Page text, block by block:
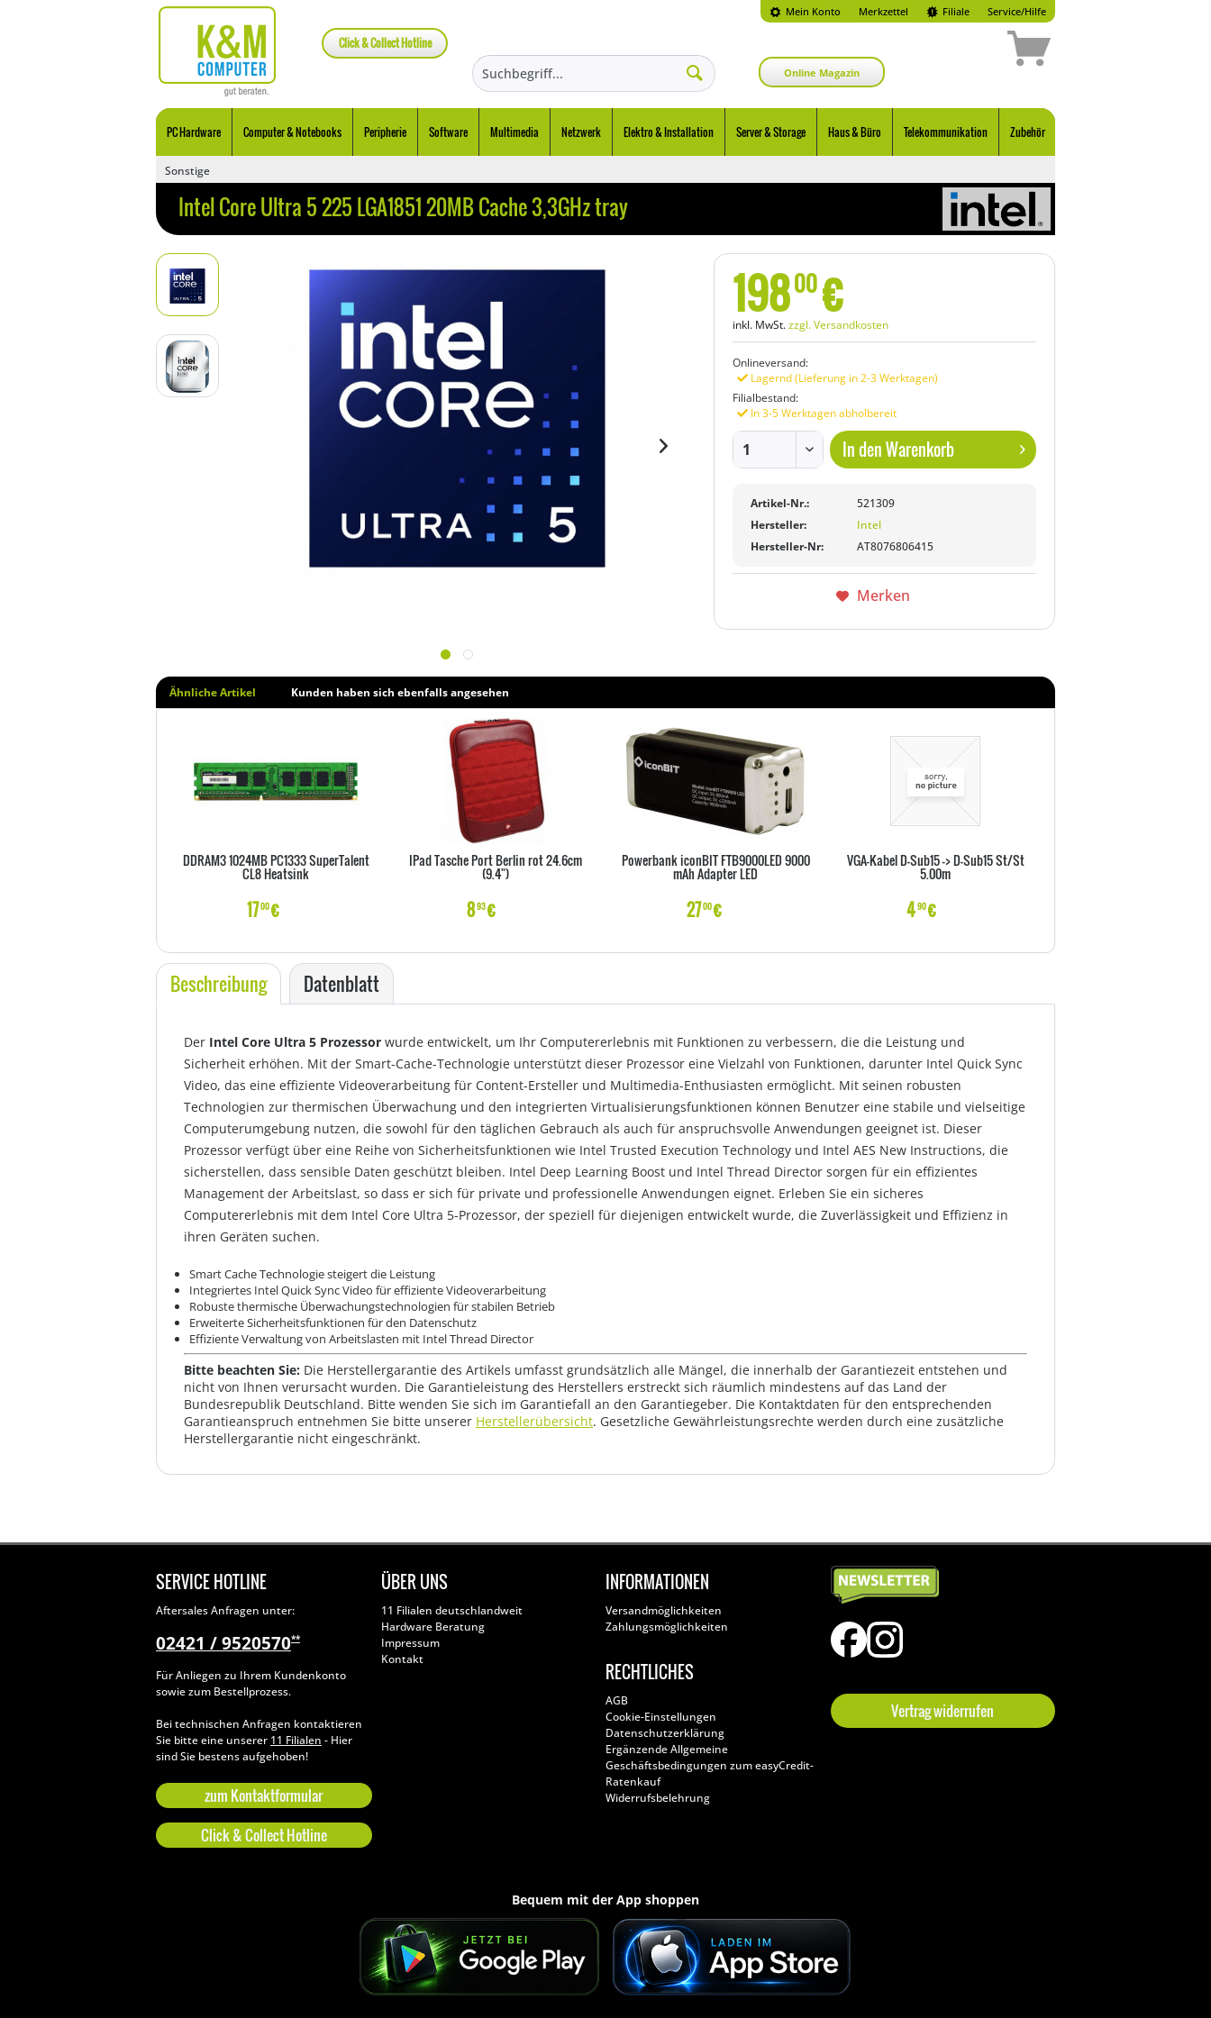
Mein Konto Merkzettel
Click & Collect Hotline
Filiale Service/Hilfe
Online Magazin
PC Hardware Computer & Notebooks Peripherie Software Multimedia Netzwerk Elektro & Installation Server & Storage Haus & Büro Telekommunikation Zubehör
Sonstige
Intel Core Ultra 5 225 LGA1851 20MB Cache 3,3GHz tray
19800€
inkl. MwSt.zzgl. Versandkosten
Onlineversand:
Lagernd (Lieferung in 2-3 Werktagen)
Filialbestand:
In 3-5 Werktagen abholbereit
In denWarenkorb
Artikel-Nr.:
521309
Hersteller:
Intel
Hersteller-Nr:
AT8076806415
Merken
Ähnliche Artikel Kunden haben sich ebenfalls angesehen
DDRAM3 1024MB PC1333 SuperTalent
CL8 Heatsink
1700€
IPad Tasche Port Berlin rot 24.6cm
(9.4")
893€
Powerbank iconBIT FTB9000LED 9000
mAh Adapter LED
2700€
VGA-Kabel D-Sub15 -> D-Sub15 St/St
5.00m
490€
Beschreibung Datenblatt
Der Intel Core Ultra 5 Prozessor wurde entwickelt, um Ihr Computererlebnis mit Funktionen zu verbessern, die die Leistung und
Sicherheit erhöhen. Mit der Smart-Cache-Technologie unterstützt dieser Prozessor eine Vielzahl von Funktionen, darunter Intel Quick Sync
Video, das eine effiziente Videoverarbeitung für Content-Ersteller und Multimedia-Enthusiasten ermöglicht. Mit seinen robusten
Technologien zur thermischen Überwachung und den integrierten Virtualisierungsfunktionen können Benutzer eine stabile und vielseitige
Computerumgebung nutzen, die sowohl für den täglichen Gebrauch als auch für anspruchsvolle Anwendungen geeignet ist. Dieser
Prozessor verfügt über eine Reihe von Sicherheitsfunktionen wie Intel Trusted Execution Technology und Intel AES New Instructions, die
sicherstellen, dass sensible Daten geschützt bleiben. Intel Deep Learning Boost und Intel Thread Director sorgen für ein effizientes
Management der Arbeitslast, so dass er sich für private und professionelle Anwendungen eignet. Erleben Sie ein sicheres
Computererlebnis mit dem Intel Core Ultra 5-Prozessor, der speziell für diejenigen entwickelt wurde, die Zuverlässigkeit und Effizienz in
ihren Geräten suchen.
Smart Cache Technologie steigert die Leistung
Integriertes Intel Quick Sync Video für effiziente Videoverarbeitung
Robuste thermische Überwachungstechnologien für stabilen Betrieb
Erweiterte Sicherheitsfunktionen für den Datenschutz
Effiziente Verwaltung von Arbeitslasten mit Intel Thread Director
Bitte beachten Sie: Die Herstellergarantie des Artikels umfasst grundsätzlich alle Mängel, die innerhalb der Garantiezeit entstehen und
nicht von Ihnen verursacht wurden. Die Garantieleistung des Herstellers erstreckt sich räumlich mindestens auf das Land der
Bundesrepublik Deutschland. Bitte wenden Sie sich im Garantiefall an den Garantiegeber. Die Kontaktdaten für den entsprechenden
Garantieanspruch entnehmen Sie bitte unserer Herstellerübersicht. Gesetzliche Gewährleistungsrechte werden durch eine zusätzliche
Herstellergarantie nicht eingeschränkt.
SERVICE HOTLINE
Aftersales Anfragen unter:
02421 / 9520570**
Für Anliegen zu Ihrem Kundenkonto
sowie zum Bestellprozess.
Bei technischen Anfragen kontaktieren
Sie bitte eine unserer 11 Filialen - Hier
sind Sie bestens aufgehoben!
zum Kontaktformular
Click & Collect Hotline
ÜBER UNS
11 Filialen deutschlandweit
Hardware Beratung
Impressum
Kontakt
INFORMATIONEN
Versandmöglichkeiten
Zahlungsmöglichkeiten
RECHTLICHES
AGB
Cookie-Einstellungen
Datenschutzerklärung
Ergänzende Allgemeine
Geschäftsbedingungen zum easyCredit-
Ratenkauf
Widerrufsbelehrung
Vertrag widerrufen
Bequem mit der App shoppen